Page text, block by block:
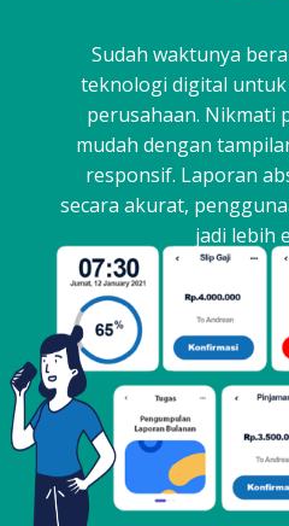
Sudah waktunya
teknologi digital untuk
perusahaan. Nikmati
mudah dengan
responsif. Laporan
secara akurat,
jadi lebih